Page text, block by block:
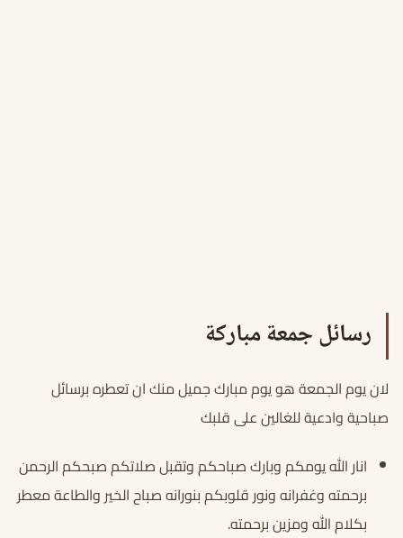
رسائل جمعة مباركة
لان يوم الجمعة هو يوم مبارك جميل منك ان تعطره برسائل
صباحية وادعية للغالين على قلبك
انار الله يومكم وبارك صباحكم وتقبل صلاتكم صبحكم الرحمن
برحمته وغفرانه ونور قلوبكم بنورانه صباح الخير والطاعة معطر
بكلام الله ومزين برحمته.